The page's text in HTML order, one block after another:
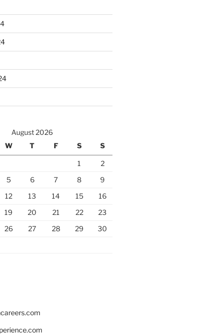
August 2026
W T F S S
1
2
5 6 7 8
9
12 13 14 15
16
19 20 21 22
23
26 27 28 29
30